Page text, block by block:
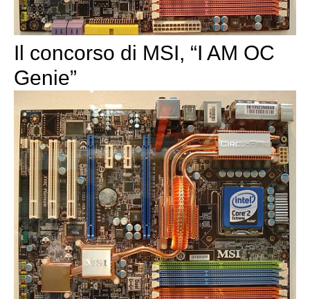
Il concorso di MSI, “I AM OC
Genie”